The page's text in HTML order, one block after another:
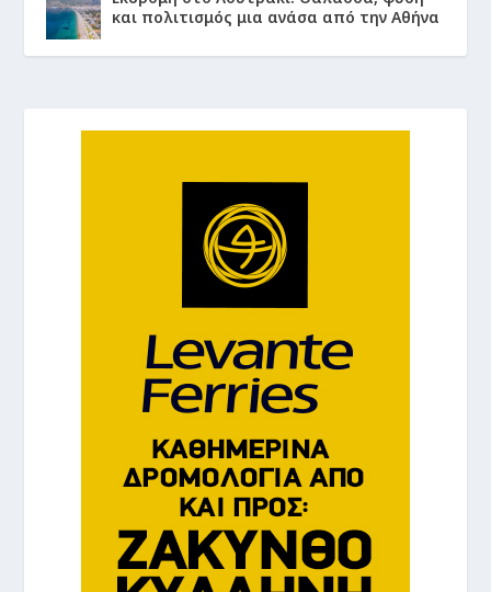
και πολιτισμός μια ανάσα από την Αθήνα